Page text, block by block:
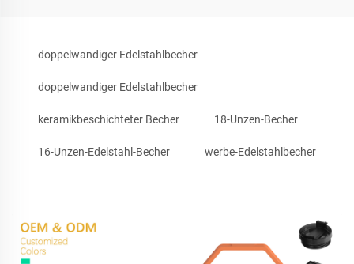
doppelwandiger Edelstahlbecher
doppelwandiger Edelstahlbecher
keramikbeschichteter Becher 18-Unzen-Becher
16-Unzen-Edelstahl-Becher werbe-Edelstahlbecher